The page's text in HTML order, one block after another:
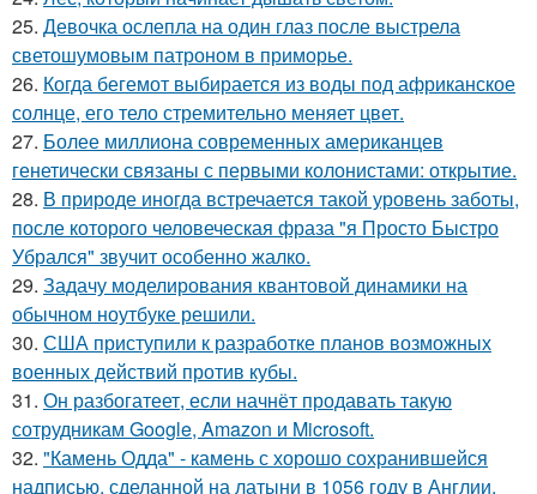
25. Девочка ослепла на один глаз после выстрела
светошумовым патроном в приморье.
26. Когда бегемот выбирается из воды под африканское
солнце, его тело стремительно меняет цвет.
27. Более миллиона современных американцев
генетически связаны с первыми колонистами: открытие.
28. В природе иногда встречается такой уровень заботы,
после которого человеческая фраза "я Просто Быстро
Убрался" звучит особенно жалко.
29. Задачу моделирования квантовой динамики на
обычном ноутбуке решили.
30. США приступили к разработке планов возможных
военных действий против кубы.
31. Он разбогатеет, если начнёт продавать такую
сотрудникам Google, Amazon и Microsoft.
32. "Камень Одда" - камень с хорошо сохранившейся
надписью, сделанной на латыни в 1056 году в Англии.